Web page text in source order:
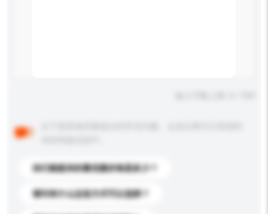
你们能提供的最优惠价格是多少？
请问有什么运送方式可以选择？